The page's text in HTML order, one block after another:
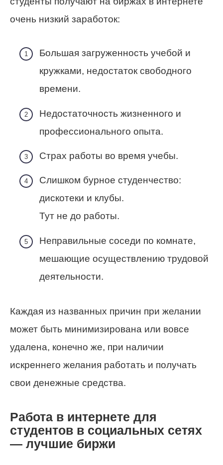
очень низкий заработок:
Большая загруженность учебой и
кружками, недостаток свободного
времени.
Недостаточность жизненного и
профессионального опыта.
Страх работы во время учебы.
Слишком бурное студенчество:
дискотеки и клубы.
Тут не до работы.
Неправильные соседи по комнате,
мешающие осуществлению трудовой
деятельности.
Каждая из названных причин при желании
может быть минимизирована или вовсе
удалена, конечно же, при наличии
искреннего желания работать и получать
свои денежные средства.
Работа в интернете для
студентов в социальных сетях
— лучшие биржи